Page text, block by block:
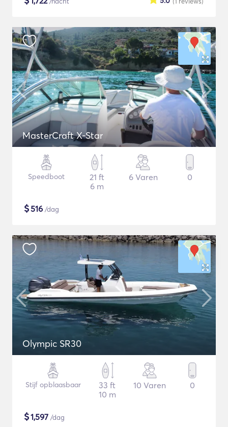
MasterCraft X-Star
Speedboot
21 ft
6 m
6 Varen 0
$516 /dag
Olympic SR30
Stijf opblaasbaar
33 ft
10 m
10 Varen 0
$1,597 /dag